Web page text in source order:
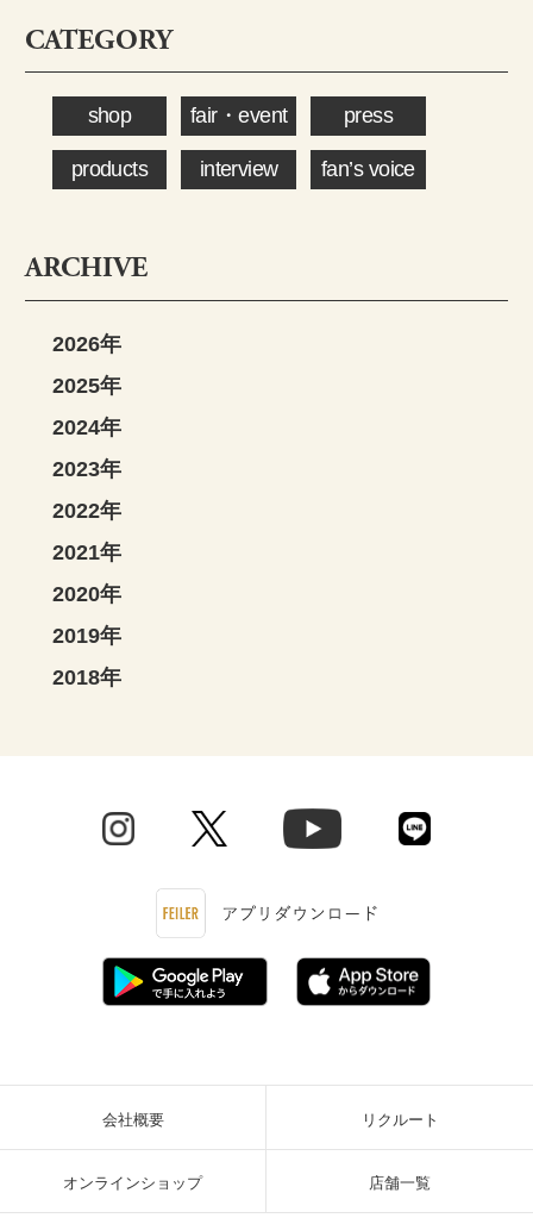
CATEGORY
shop fair・event press
products interview fan’s voice
ARCHIVE
2026年
2025年
2024年
2023年
2022年
2021年
2020年
2019年
2018年
会社概要 リクルート
オンラインショップ 店舗一覧